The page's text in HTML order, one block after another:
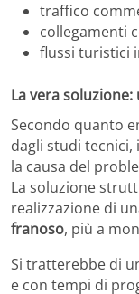
traffico
collegamenti
flussi turistici
La vera
Secondo quanto
dagli studi
la causa del
La soluzione
realizzazione di
franoso, più a
Si tratterebbe di
e con tempi di